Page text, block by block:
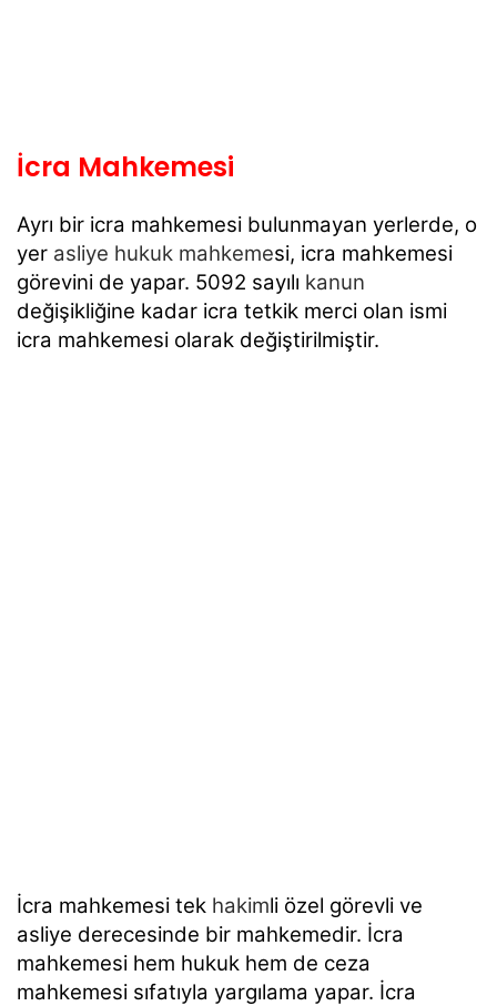
İcra Mahkemesi
Ayrı bir icra mahkemesi bulunmayan yerlerde, o
yer asliye hukuk mahkemesi, icra mahkemesi
görevini de yapar. 5092 sayılı kanun
değişikliğine kadar icra tetkik merci olan ismi
icra mahkemesi olarak değiştirilmiştir.
İcra mahkemesi tek hakimli özel görevli ve
asliye derecesinde bir mahkemedir. İcra
mahkemesi hem hukuk hem de ceza
mahkemesi sıfatıyla yargılama yapar. İcra